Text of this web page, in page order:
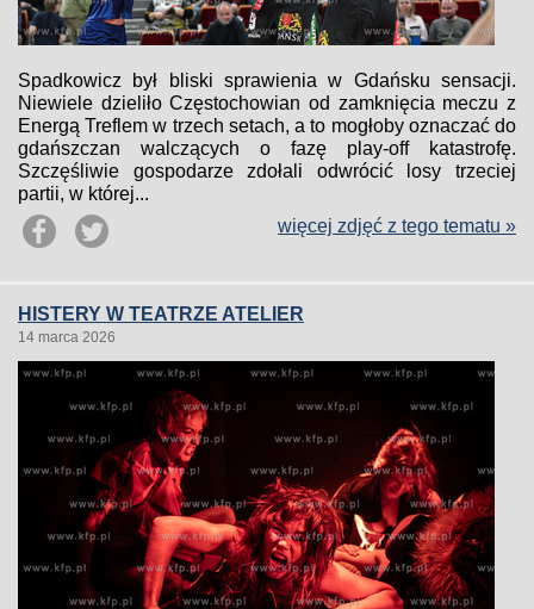
Spadkowicz był bliski sprawienia w Gdańsku sensacji.
Niewiele dzieliło Częstochowian od zamknięcia meczu z
Energą Treflem w trzech setach, a to mogłoby oznaczać do
gdańszczan walczących o fazę play-off katastrofę.
Szczęśliwie gospodarze zdołali odwrócić losy trzeciej
partii, w której...
więcej zdjęć z tego tematu »
HISTERY W TEATRZE ATELIER
14 marca 2026